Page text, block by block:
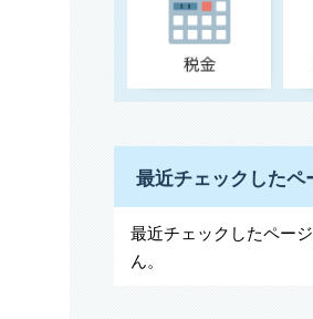
最近チェックしたペ
最近チェックしたペー
ん。